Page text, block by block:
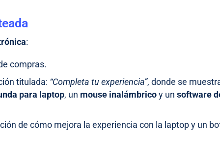
:
compras.
titulada: “Completa tu experiencia”, donde se
para laptop, un mouse inalámbricoy unsoftware
de cómo mejora la experiencia con la laptop y un